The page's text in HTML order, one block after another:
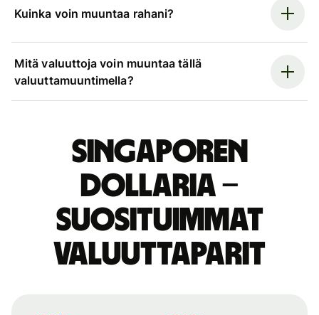
Kuinka voin muuntaa rahani?
Mitä valuuttoja voin muuntaa tällä
valuuttamuuntimella?
Singaporen
dollaria –
suosituimmat
valuuttaparit